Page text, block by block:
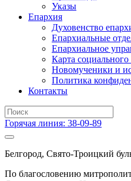
Указы
Епархия
Духовенство
Епархиальные
Епархиальное
Карта
Новомученики и
Политика
Контакты
Горячая линия: 38-09-89
Белгород, Свято-Троицкий
По благословению